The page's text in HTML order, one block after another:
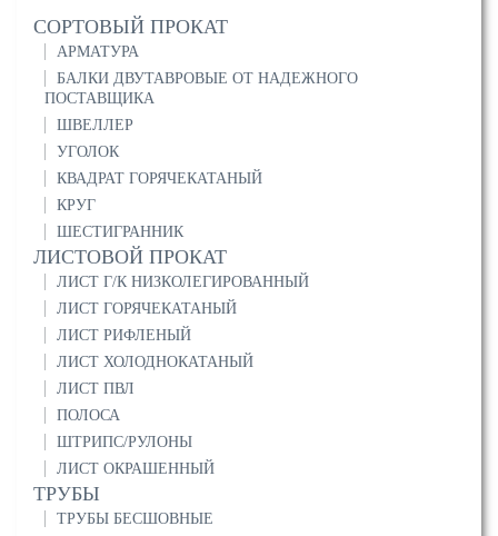
СОРТОВЫЙ ПРОКАТ
АРМАТУРА
БАЛКИ ДВУТАВРОВЫЕ ОТ НАДЕЖНОГО
ПОСТАВЩИКА
ШВЕЛЛЕР
УГОЛОК
КВАДРАТ ГОРЯЧЕКАТАНЫЙ
КРУГ
ШЕСТИГРАННИК
ЛИСТОВОЙ ПРОКАТ
ЛИСТ Г/К НИЗКОЛЕГИРОВАННЫЙ
ЛИСТ ГОРЯЧЕКАТАНЫЙ
ЛИСТ РИФЛЕНЫЙ
ЛИСТ ХОЛОДНОКАТАНЫЙ
ЛИСТ ПВЛ
ПОЛОСА
ШТРИПС/РУЛОНЫ
ЛИСТ ОКРАШЕННЫЙ
ТРУБЫ
ТРУБЫ БЕСШОВНЫЕ